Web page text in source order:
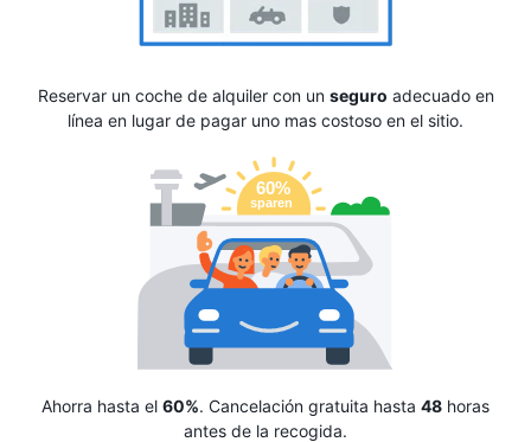
Reservar un coche de alquiler con un seguro adecuado en
línea en lugar de pagar uno mas costoso en el sitio.
Ahorra hasta el 60%. Cancelación gratuita hasta 48 horas
antes de la recogida.